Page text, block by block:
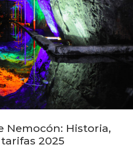
Nemocón: Historia,
2025